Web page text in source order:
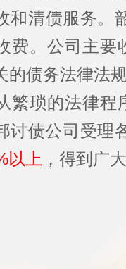
和清债服务。
费。公司主要
的债务法律法
繁琐的法律程
讨债公司受理
以上 ，得到广